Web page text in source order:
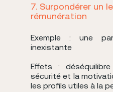
7. Surpondérer un
rémunération
Exemple : une
inexistante
Effets :
sécurité et la
les profils utiles à la